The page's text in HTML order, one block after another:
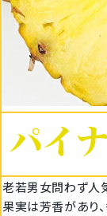
老若男女問わず人
果実は芳香があり